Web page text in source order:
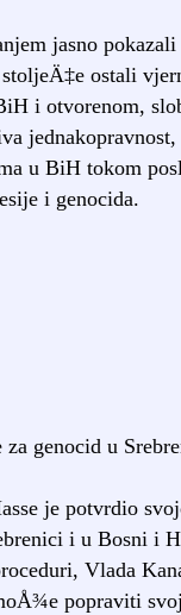
jasno pokazali
ostali
i otvorenom,
u BiH tokom
i genocida.
za genocid u
je potvrdio
i u Bosni i
Vlada
popraviti